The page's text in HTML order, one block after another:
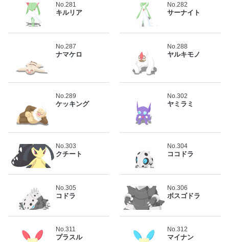
No.281
キルリア
No.282
サーナイト
No.287
ナマケロ
No.288
ヤルキモノ
No.289
ケッキング
No.302
ヤミラミ
No.303
クチート
No.304
ココドラ
No.305
コドラ
No.306
ボスゴドラ
No.311
プラスル
No.312
マイナン